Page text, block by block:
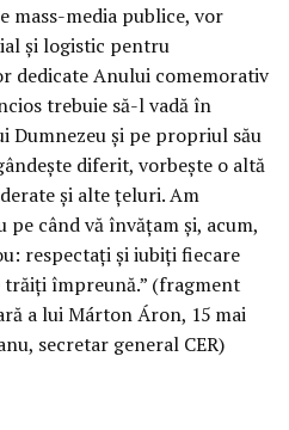
mass-media publice, vor
și logistic pentru
dedicate Anului comemorativ
trebuie să-l vadă în
Dumnezeu și pe propriul său
diferit, vorbește o altă
și alte țeluri. Am
pe când vă învățam și, acum,
respectați și iubiți fiecare
trăiți împreună.” (fragment
a lui Márton Áron, 15 mai
secretar general CER)